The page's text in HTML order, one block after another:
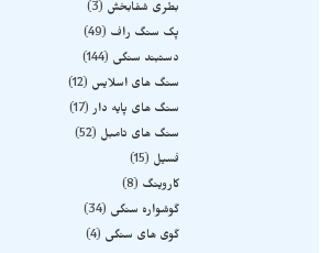
بطری شفابخش
3
پک سنگ راف
49
دستبند سنگی
144
سنگ های اسلایس
12
سنگ های پایه دار 17
سنگ های تامبل
52
فسیل
15
کاروینگ
8
گوشواره سنگی
34
گوی های سنگی
4